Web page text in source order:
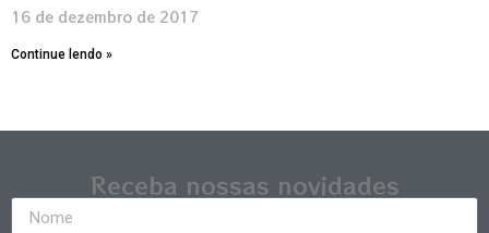
16 de dezembro de 2017
Continue lendo »
Receba nossas novidades